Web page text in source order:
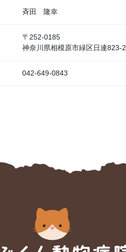
斉田 隆幸
〒252-0185
神奈川県相模原市緑区日連823-2
042-649-0843